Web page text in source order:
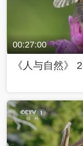
00:27:00
《人与自然》